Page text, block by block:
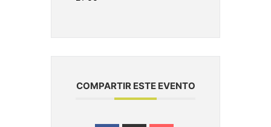
COMPARTIR ESTE EVENTO